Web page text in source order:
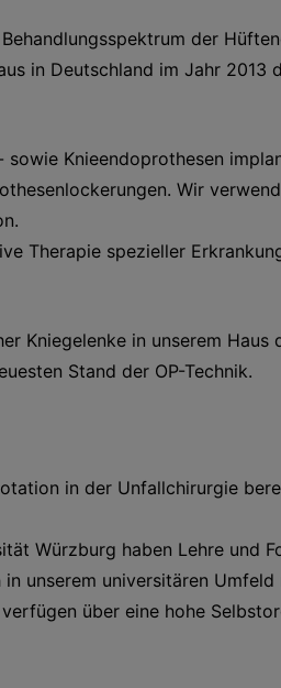
der
in Deutschland im Jahr
Knieendoprothesen
Wir
Therapie spezieller
Kniegelenke in unserem
Stand der OP-Technik.
in der Unfallchirurgie
Würzburg haben Lehre und
unserem universitären
über eine hohe